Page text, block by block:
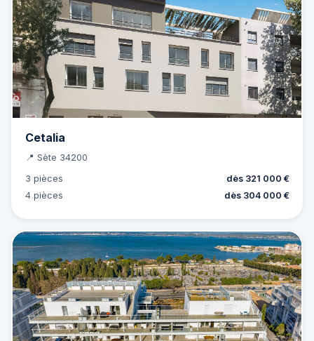
Cetalia
📍 Sète 34200
3 pièces
dès 321 000 €
4 pièces
dès 304 000 €